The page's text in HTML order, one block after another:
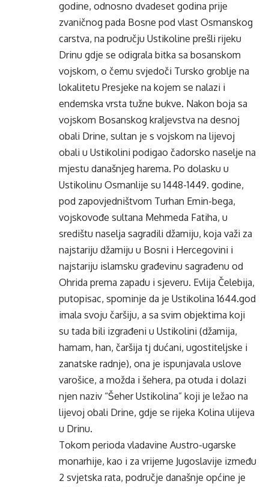
godine, odnosno dvadeset godina prije
zvaničnog pada Bosne pod vlast Osmanskog
carstva, na području Ustikoline prešli rijeku
Drinu gdje se odigrala bitka sa bosanskom
vojskom, o čemu svjedoči Tursko groblje na
lokalitetu Presjeke na kojem se nalazi i
endemska vrsta tužne bukve. Nakon boja sa
vojskom Bosanskog kraljevstva na desnoj
obali Drine, sultan je s vojskom na lijevoj
obali u Ustikolini podigao čadorsko naselje na
mjestu današnjeg harema. Po dolasku u
Ustikolinu Osmanlije su 1448-1449. godine,
pod zapovjedništvom Turhan Emin-bega,
vojskovođe sultana Mehmeda Fatiha, u
središtu naselja sagradili džamiju, koja važi za
najstariju džamiju u Bosni i Hercegovini i
najstariju islamsku građevinu sagrađenu od
Ohrida prema zapadu i sjeveru. Evlija Čelebija,
putopisac, spominje da je Ustikolina 1644.god
imala svoju čaršiju, a sa svim objektima koji
su tada bili izgrađeni u Ustikolini (džamija,
hamam, han, čaršija tj dućani, ugostiteljske i
zanatske radnje), ona je ispunjavala uslove
varošice, a možda i šehera, pa otuda i dolazi
njen naziv “Šeher Ustikolina” koji je ležao na
lijevoj obali Drine, gdje se rijeka Kolina ulijeva
u Drinu.
Tokom perioda vladavine Austro-ugarske
monarhije, kao i za vrijeme Jugoslavije između
2 svjetska rata, područje današnje općine je